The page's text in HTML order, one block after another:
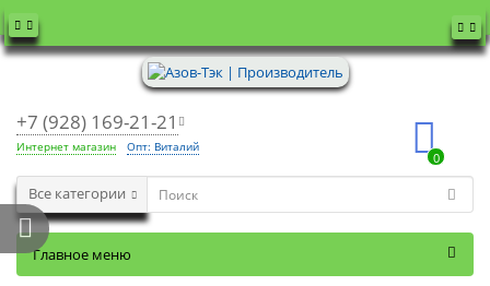
+7 (928) 169-21-21
Интернет магазин Опт: Виталий
0
Все категории
Главное меню